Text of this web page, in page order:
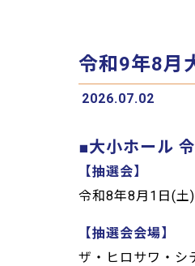
令和9年8月
2026.07.02
■大小ホール
【抽選会】
令和8年8月1日(
【抽選会会場】
ザ・ヒロサワ・シ